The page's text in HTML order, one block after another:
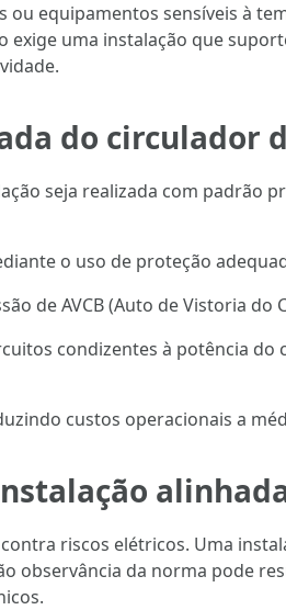
equipamentos sensíveis à
uma instalação que
do circulador
seja realizada com padrão
o uso de proteção
de AVCB (Auto de Vistoria do
condizentes à potência
custos operacionais a
riscos elétricos. Uma
observância da norma pode